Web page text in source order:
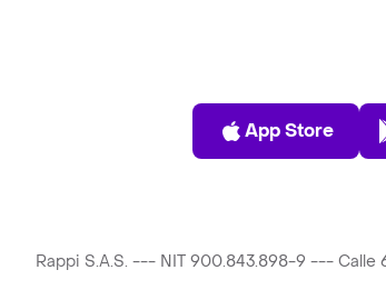
App Store
App Store
Rappi S.A.S. --- NIT 900.843.898-9 ---